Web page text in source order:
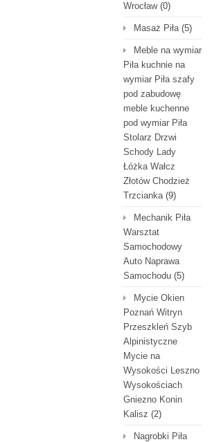
Wrocław(0)
Masaż Piła(5)
Meble na wymiar
Piła kuchnie na
wymiar Piła szafy
pod zabudowę
meble kuchenne
pod wymiar Piła
Stolarz Drzwi
Schody Lady
Łóżka Wałcz
Złotów Chodzież
Trzcianka(9)
Mechanik Piła
Warsztat
Samochodowy
Auto Naprawa
Samochodu (5)
Mycie Okien
Poznań Witryn
Przeszkleń Szyb
Alpinistyczne
Mycie na
Wysokości Leszno
Wysokościach
Gniezno Konin
Kalisz (2)
Nagrobki Piła